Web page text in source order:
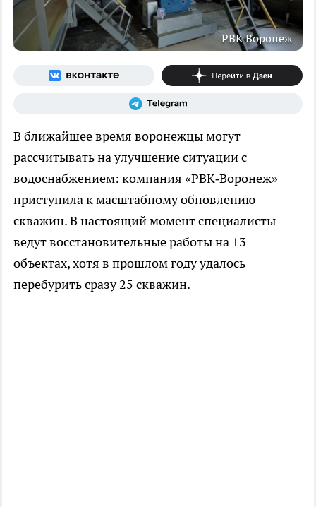
РВК Воронеж
В ближайшее время воронежцы могут
рассчитывать на улучшение ситуации с
водоснабжением: компания «РВК‑Воронеж»
приступила к масштабному обновлению
скважин. В настоящий момент специалисты
ведут восстановительные работы на 13
объектах, хотя в прошлом году удалось
перебурить сразу 25 скважин.